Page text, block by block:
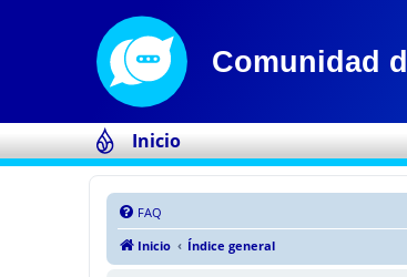
Inicio
FAQ
Inicio
Índice general